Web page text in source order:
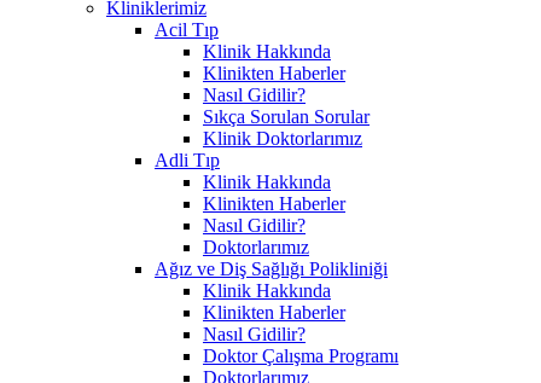
Kliniklerimiz
Acil Tıp
Klinik Hakkında
Klinikten Haberler
Nasıl Gidilir?
Sıkça Sorulan Sorular
Klinik Doktorlarımız
Adli Tıp
Klinik Hakkında
Klinikten Haberler
Nasıl Gidilir?
Doktorlarımız
Ağız ve Diş Sağlığı Polikliniği
Klinik Hakkında
Klinikten Haberler
Nasıl Gidilir?
Doktor Çalışma Programı
Doktorlarımız